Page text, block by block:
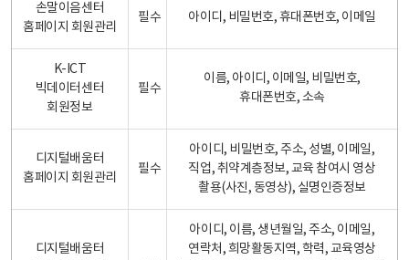
손말이음센터
홈페이지 회원관리
필수 아이디, 비밀번호, 휴대폰번호, 이메일
K-ICT
빅데이터센터
회원정보
필수
이름, 아이디, 이메일, 비밀번호,
휴대폰번호, 소속
디지털배움터
홈페이지 회원관리
필수
아이디, 비밀번호, 주소, 성별, 이메일,
직업, 취약계층정보, 교육 참여시 영상
촬용(사진, 동영상), 실명인증정보
디지털배움터
아이디, 이름, 생년월일, 주소, 이메일,
연락처, 희망활동지역, 학력, 교육영상